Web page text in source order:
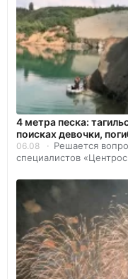
4 метра песка:
поисках девочки,
06.08
Решается
специалистов